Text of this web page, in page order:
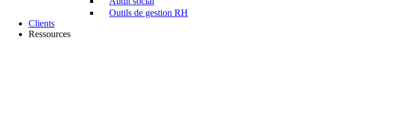
Outils de gestion RH
Clients
Ressources